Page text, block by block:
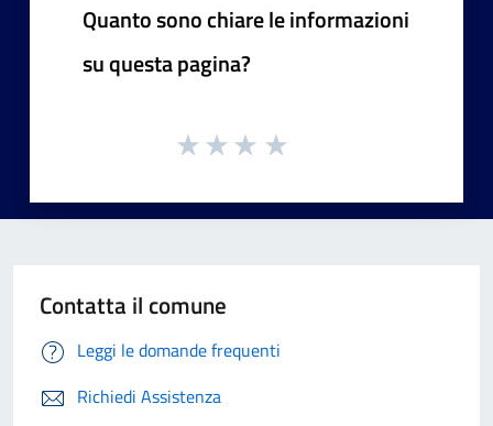
Quanto sono chiare le informazioni
su questa pagina?
Contatta il comune
Leggi le domande frequenti
Richiedi Assistenza